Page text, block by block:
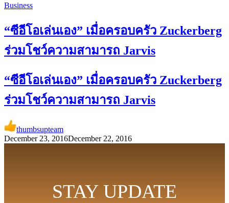
Business
“ซีอีโอเล่นเอง” เมื่อครอบครัว Zuckerberg
ร่วมโชว์ความสามารถ Jarvis
“ซีอีโอเล่นเอง” เมื่อครอบครัว Zuckerberg
ร่วมโชว์ความสามารถ Jarvis
thumbsupteam
December 23, 2016December 22, 2016
STAY UPDATE